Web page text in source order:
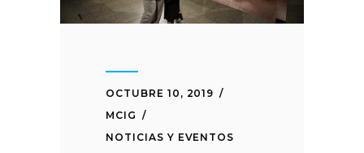
OCTUBRE 10, 2019
MCIG
NOTICIAS Y EVENTOS